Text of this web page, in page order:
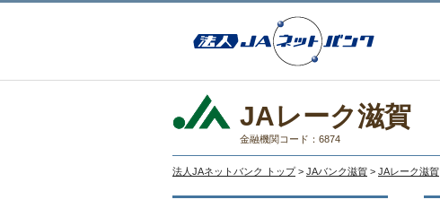
JAレーク滋賀
金融機関コード：6874
法人JAネットバンク トップ > JAバンク滋賀 > JAレーク滋賀